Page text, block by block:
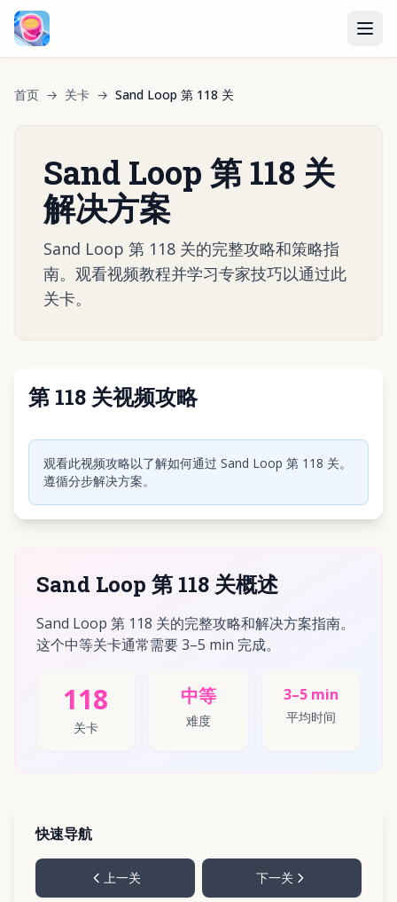
首页 → 关卡 → Sand Loop 第 118 关
Sand Loop 第 118 关
解决方案
Sand Loop 第 118 关的完整攻略和策略指
南。观看视频教程并学习专家技巧以通过此
关卡。
第 118 关视频攻略
点击播放视频
观看此视频攻略以了解如何通过 Sand Loop 第 118 关。
遵循分步解决方案。
Sand Loop 第 118 关概述
Sand Loop 第 118 关的完整攻略和解决方案指南。
这个中等关卡通常需要 3–5 min 完成。
118
关卡
中等
难度
3–5 min
平均时间
快速导航
上一关 下一关